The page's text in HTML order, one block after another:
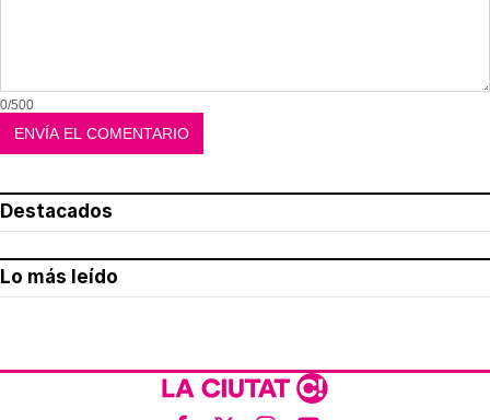
0/500
Destacados
Lo más leído